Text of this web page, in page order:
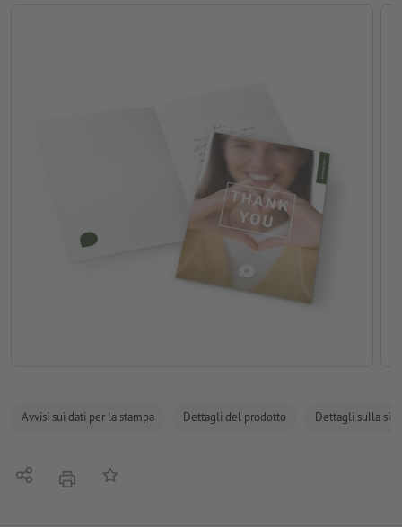
Avvisi sui dati per la stampa Dettagli del prodotto Dettagli sulla
Condividistamparealla lista preferiti